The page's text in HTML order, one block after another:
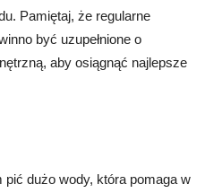
Pamiętaj, że regularne
być uzupełnione o
aby osiągnąć najlepsze
dużo wody, która pomaga w